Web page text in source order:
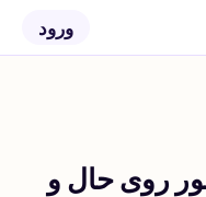
ورود
روی حال و